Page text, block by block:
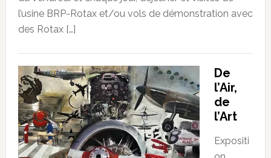
l’usine BRP-Rotax et/ou vols de démonstration avec
des Rotax […]
De
l’Air,
de
l’Art
Expositi